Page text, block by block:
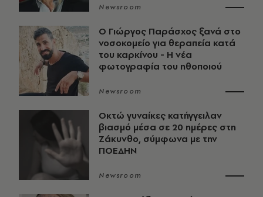
Newsroom
O Γιώργος Παράσχος ξανά στο
νοσοκομείο για θεραπεία κατά
του καρκίνου - Η νέα
φωτογραφία του ηθοποιού
Newsroom
Οκτώ γυναίκες κατήγγειλαν
βιασμό μέσα σε 20 ημέρες στη
Ζάκυνθο, σύμφωνα με την
ΠΟΕΔΗΝ
Newsroom